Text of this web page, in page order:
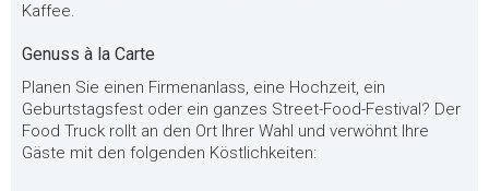
Kaffee.
Genuss à la Carte
Planen Sie einen Firmenanlass, eine Hochzeit, ein
Geburtstagsfest oder ein ganzes Street-Food-Festival? Der
Food Truck rollt an den Ort Ihrer Wahl und verwöhnt Ihre
Gäste mit den folgenden Köstlichkeiten: